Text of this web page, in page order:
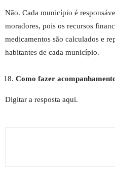
Não. Cada município é
moradores, pois os recursos
medicamentos são calculados e
habitantes de cada município.
Como fazer
Digitar a resposta aqui.